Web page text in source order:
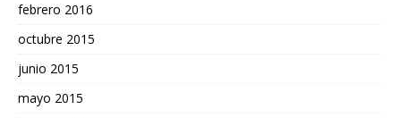
febrero 2016
octubre 2015
junio 2015
mayo 2015